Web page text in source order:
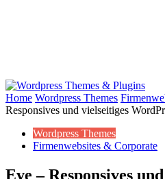
Home Wordpress Themes
Responsives und vielseitiges
Wordpress Themes
Firmenwebsites & Corporate
Eve – Responsives